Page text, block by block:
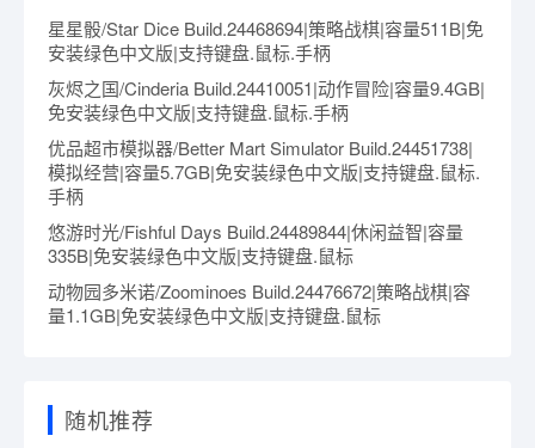
星星骰/Star Dice Build.24468694|策略战棋|容量511B|免
安装绿色中文版|支持键盘.鼠标.手柄
灰烬之国/Cinderia Build.24410051|动作冒险|容量9.4GB|
免安装绿色中文版|支持键盘.鼠标.手柄
优品超市模拟器/Better Mart Simulator Build.24451738|
模拟经营|容量5.7GB|免安装绿色中文版|支持键盘.鼠标.
手柄
悠游时光/Fishful Days Build.24489844|休闲益智|容量
335B|免安装绿色中文版|支持键盘.鼠标
动物园多米诺/Zoominoes Build.24476672|策略战棋|容
量1.1GB|免安装绿色中文版|支持键盘.鼠标
随机推荐